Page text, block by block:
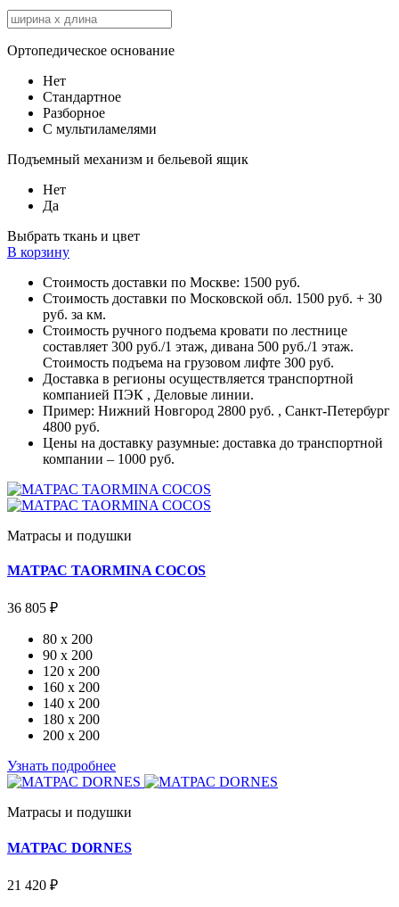
Ортопедическое основание
Нет
Стандартное
Разборное
С мультиламелями
Подъемный механизм и бельевой ящик
Нет
Да
Выбрать ткань и цвет
В корзину
Стоимость доставки по Москве: 1500 руб.
Стоимость доставки по Московской обл. 1500 руб. + 30
руб. за км.
Стоимость ручного подъема кровати по лестнице
составляет 300 руб./1 этаж, дивана 500 руб./1 этаж.
Стоимость подъема на грузовом лифте 300 руб.
Доставка в регионы осуществляется транспортной
компанией ПЭК , Деловые линии.
Пример: Нижний Новгород 2800 руб. , Санкт-Петербург
4800 руб.
Цены на доставку разумные: доставка до транспортной
компании – 1000 руб.
Матрасы и подушки
МАТРАС TAORMINA COCOS
36 805 ₽
80 x 200
90 x 200
120 x 200
160 x 200
140 x 200
180 x 200
200 x 200
Узнать подробнее
Матрасы и подушки
МАТРАС DORNES
21 420 ₽